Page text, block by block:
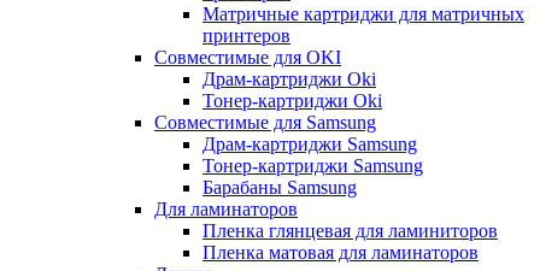
Матричные картриджи для матричных
принтеров
Совместимые для OKI
Драм-картриджи Oki
Тонер-картриджи Oki
Совместимые для Samsung
Драм-картриджи Samsung
Тонер-картриджи Samsung
Барабаны Samsung
Для ламинаторов
Пленка глянцевая для ламиниторов
Пленка матовая для ламинаторов